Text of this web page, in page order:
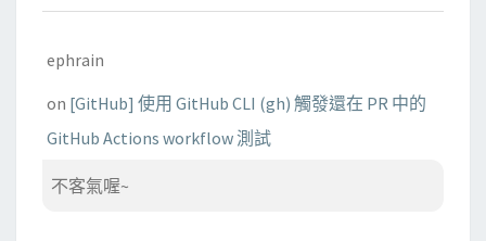
ephrain
on [GitHub] 使用 GitHub CLI (gh) 觸發還在 PR 中的
GitHub Actions workflow 測試
不客氣喔~